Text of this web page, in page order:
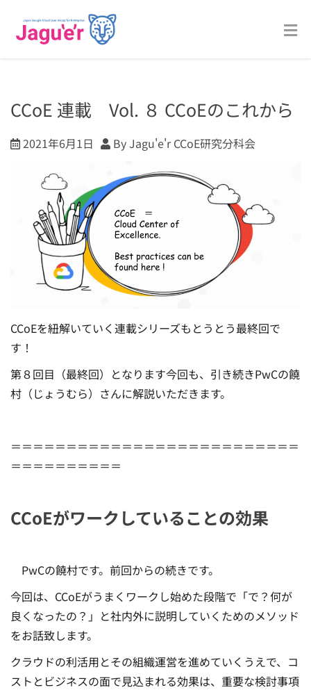
CCoE 連載 Vol. ８ CCoEのこれから
2021年6月1日 By Jagu'e'r CCoE研究分科会
CCoEを紐解いていく連載シリーズもとうとう最終回で
す！
第８回目（最終回）となります今回も、引き続きPwCの饒
村（じょうむら）さんに解説いただきます。
＝＝＝＝＝＝＝＝＝＝＝＝＝＝＝＝＝＝＝＝＝＝＝＝＝＝
＝＝＝＝＝＝＝＝＝＝
CCoEがワークしていることの効果
PwCの饒村です。前回からの続きです。
今回は、CCoEがうまくワークし始めた段階で「で？何が
良くなったの？」と社内外に説明していくためのメソッド
をお話致します。
クラウドの利活用とその組織運営を進めていくうえで、コ
ストとビジネスの面で見込まれる効果は、重要な検討事項